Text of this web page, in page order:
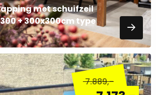
met schuifzeil
+ 300x300cm type
7.889,-